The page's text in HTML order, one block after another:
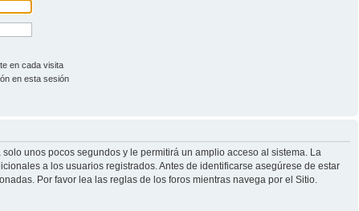
en cada visita
en esta sesión
unos pocos segundos y le permitirá un amplio acceso al sistema. La
a los usuarios registrados. Antes de identificarse asegúrese de estar
Por favor lea las reglas de los foros mientras navega por el Sitio.